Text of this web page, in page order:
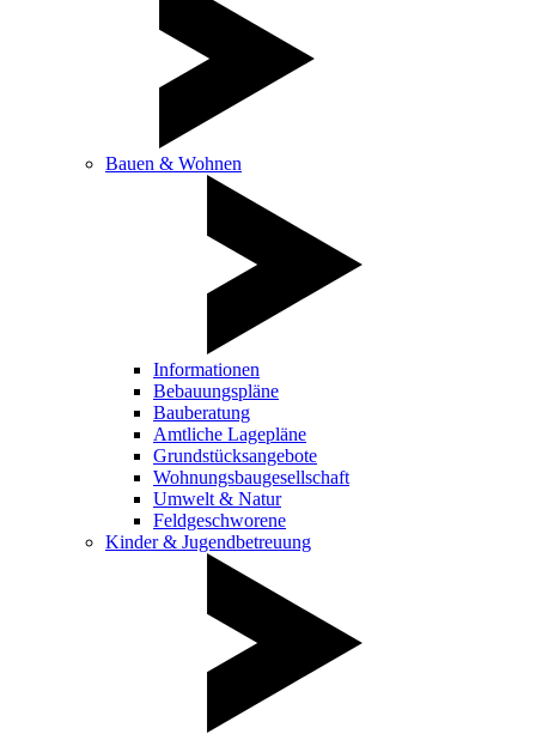
Bauen & Wohnen
Informationen
Bebauungspläne
Bauberatung
Amtliche Lagepläne
Grundstücksangebote
Wohnungsbaugesellschaft
Umwelt & Natur
Feldgeschworene
Kinder & Jugendbetreuung